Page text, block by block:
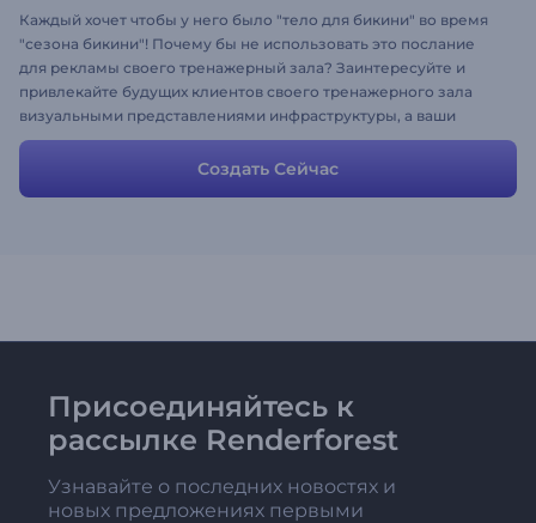
Каждый хочет чтобы у него было "тело для бикини" во время
"сезона бикини"! Почему бы не использовать это послание
для рекламы своего тренажерный зала? Заинтересуйте и
привлекайте будущих клиентов своего тренажерного зала
визуальными представлениями инфраструктуры, а ваши
фитнес-инструкторы сделают все остальное! Измените сюжет
и сцены, чтобы они соответствовали вашей истории, и вот
эффективное и привлекательное промо тренажерного зала
Создать Сейчас
Присоединяйтесь к
рассылке Renderforest
Узнавайте о последних новостях и
новых предложениях первыми